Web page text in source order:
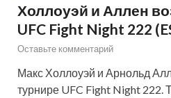
Холлоуэй и Аллен
UFC Fight Night 222
Оставьте комментарий
Макс Холлоуэй и Арнольд
турнире UFC Fight Night 222.